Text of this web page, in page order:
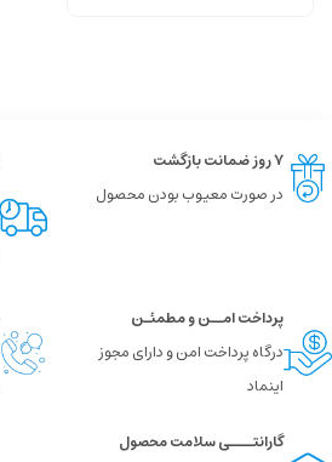
۷ روز ضمانت بازگشت
در صورت معیوب بودن محصول
پرداخت امــن و مطمئـن
درگاه پرداخت امن و دارای مجوز
اینماد
گارانتــــی سلامت محصول